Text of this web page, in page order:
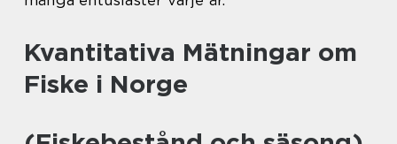
Kvantitativa Mätningar om
Fiske i Norge